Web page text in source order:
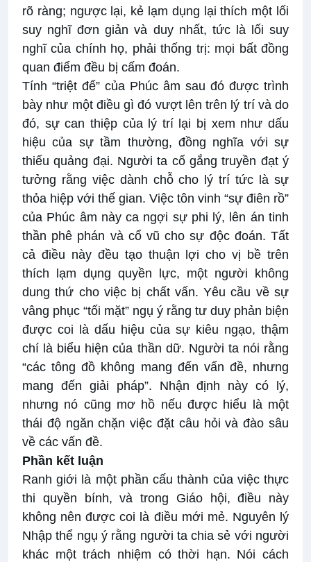
rõ ràng; ngược lại, kẻ lạm dụng lại thích một lối
suy nghĩ đơn giản và duy nhất, tức là lối suy
nghĩ của chính họ, phải thống trị: mọi bất đồng
quan điểm đều bị cấm đoán.
Tính “triệt để” của Phúc âm sau đó được trình
bày như một điều gì đó vượt lên trên lý trí và do
đó, sự can thiệp của lý trí lại bị xem như dấu
hiệu của sự tầm thường, đồng nghĩa với sự
thiếu quảng đại. Người ta cố gắng truyền đạt ý
tưởng rằng việc dành chỗ cho lý trí tức là sự
thỏa hiệp với thế gian. Việc tôn vinh “sự điên rồ”
của Phúc âm này ca ngợi sự phi lý, lên án tinh
thần phê phán và cổ vũ cho sự độc đoán. Tất
cả điều này đều tạo thuận lợi cho vị bề trên
thích lạm dụng quyền lực, một người không
dung thứ cho việc bị chất vấn. Yêu cầu về sự
vâng phục “tối mặt” ngụ ý rằng tư duy phản biện
được coi là dấu hiệu của sự kiêu ngạo, thậm
chí là biểu hiện của thần dữ. Người ta nói rằng
“các tông đồ không mang đến vấn đề, nhưng
mang đến giải pháp”. Nhận định này có lý,
nhưng nó cũng mơ hồ nếu được hiểu là một
thái độ ngăn chặn việc đặt câu hỏi và đào sâu
về các vấn đề.
Phần kết luận
Ranh giới là một phần cấu thành của việc thực
thi quyền bính, và trong Giáo hội, điều này
không nên được coi là điều mới mẻ. Nguyên lý
Nhập thể ngụ ý rằng người ta chia sẻ với người
khác một trách nhiệm có thời hạn. Nói cách